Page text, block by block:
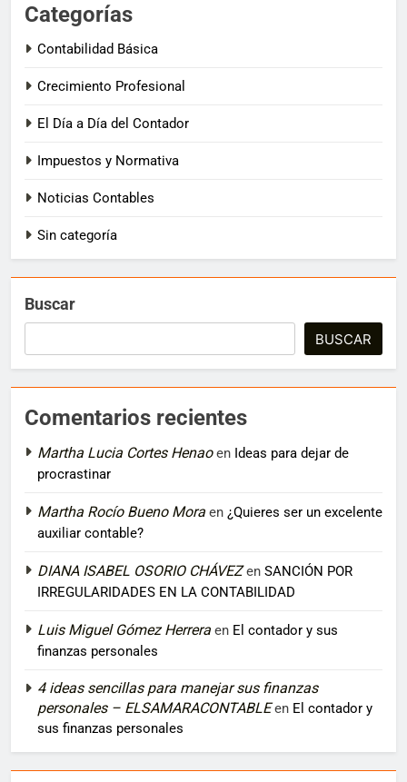
Categorías
Contabilidad Básica
Crecimiento Profesional
El Día a Día del Contador
Impuestos y Normativa
Noticias Contables
Sin categoría
Buscar
BUSCAR
Comentarios recientes
Martha Lucia Cortes Henaoen Ideas para dejar de
procrastinar
Martha Rocío Bueno Mora en ¿Quieres ser un excelente
auxiliar contable?
DIANA ISABEL OSORIO CHÁVEZen SANCIÓN POR
IRREGULARIDADES EN LA CONTABILIDAD
Luis Miguel Gómez Herrera en El contador y sus
finanzas personales
4 ideas sencillas para manejar sus finanzas
personales – ELSAMARACONTABLEen El contador y
sus finanzas personales